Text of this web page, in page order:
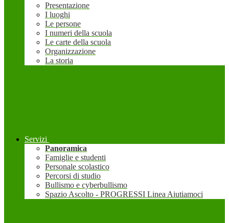
Presentazione
I luoghi
Le persone
I numeri della scuola
Le carte della scuola
Organizzazione
La storia
Servizi
Panoramica
Famiglie e studenti
Personale scolastico
Percorsi di studio
Bullismo e cyberbullismo
Spazio Ascolto - PROGRESSI Linea Aiutiamoci